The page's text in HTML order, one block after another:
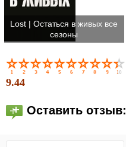
Lost | Остаться в живых все
сезоны
9.44
Оставить отзыв: